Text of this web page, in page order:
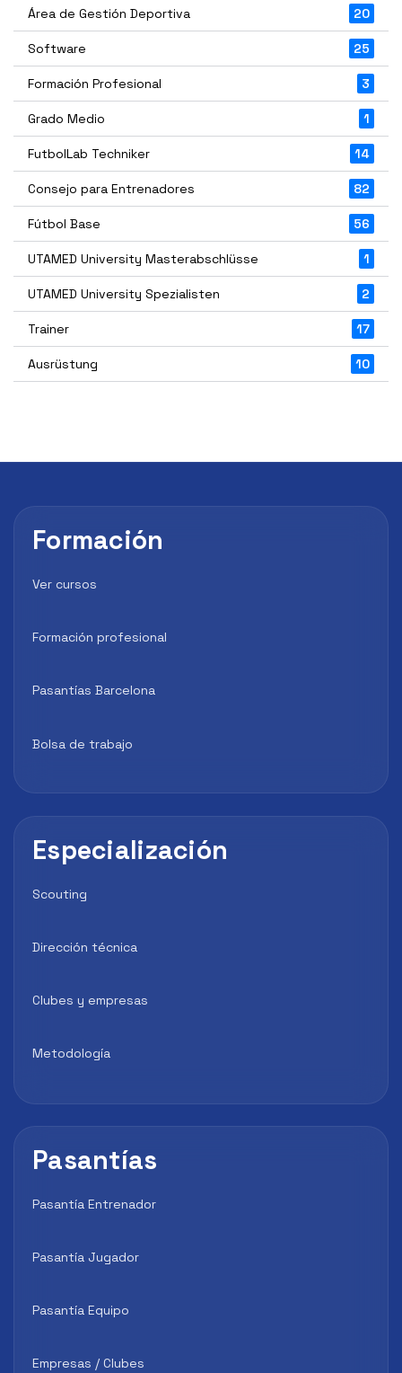
Área de Gestión Deportiva 20
Software 25
Formación Profesional 3
Grado Medio 1
FutbolLab Techniker 14
Consejo para Entrenadores 82
Fútbol Base 56
UTAMED University Masterabschlüsse 1
UTAMED University Spezialisten 2
Trainer 17
Ausrüstung 10
Formación
Ver cursos
Formación profesional
Pasantías Barcelona
Bolsa de trabajo
Especialización
Scouting
Dirección técnica
Clubes y empresas
Metodología
Pasantías
Pasantía Entrenador
Pasantía Jugador
Pasantía Equipo
Empresas / Clubes